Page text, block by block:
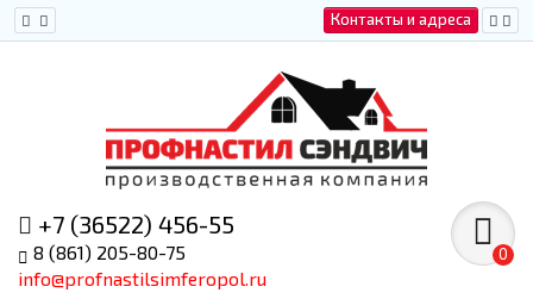
Контакты и адреса
+7 (36522) 456-55
8 (861) 205-80-75
info@profnastilsimferopol.ru
0